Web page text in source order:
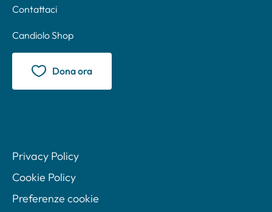
Contattaci
Candiolo Shop
Dona ora
Privacy Policy
Cookie Policy
Preferenze cookie